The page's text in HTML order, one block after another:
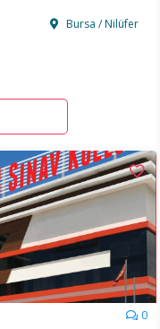
Bursa / Nilüfer
0